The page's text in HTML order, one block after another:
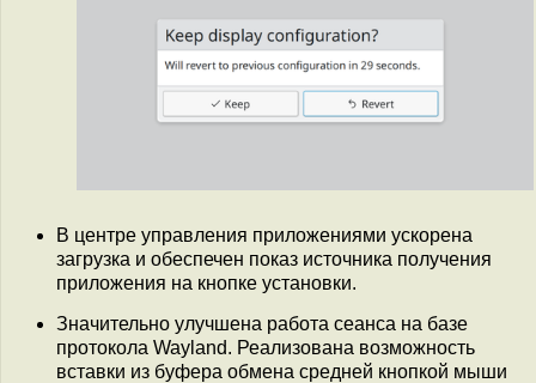
В центре управления приложениями ускорена
загрузка и обеспечен показ источника получения
приложения на кнопке установки.
Значительно улучшена работа сеанса на базе
протокола Wayland. Реализована возможность
вставки из буфера обмена средней кнопкой мыши